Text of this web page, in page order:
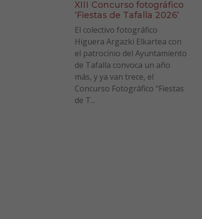
XIII Concurso fotográfico
‘Fiestas de Tafalla 2026’
El colectivo fotográfico
Higuera Argazki Elkartea con
el patrocinio del Ayuntamiento
de Tafalla convoca un año
más, y ya van trece, el
Concurso Fotográfico “Fiestas
de T...